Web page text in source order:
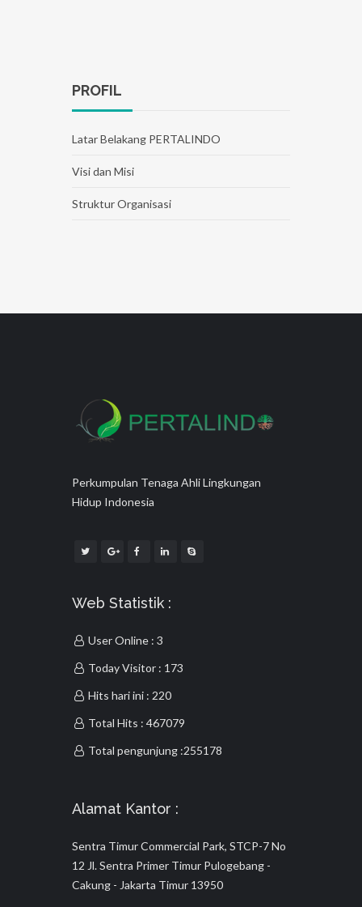
PROFIL
Latar Belakang PERTALINDO
Visi dan Misi
Struktur Organisasi
Perkumpulan Tenaga Ahli Lingkungan
Hidup Indonesia
Web Statistik :
User Online : 3
Today Visitor : 173
Hits hari ini : 220
Total Hits : 467079
Total pengunjung :255178
Alamat Kantor :
Sentra Timur Commercial Park, STCP-7 No
12 Jl. Sentra Primer Timur Pulogebang -
Cakung - Jakarta Timur 13950